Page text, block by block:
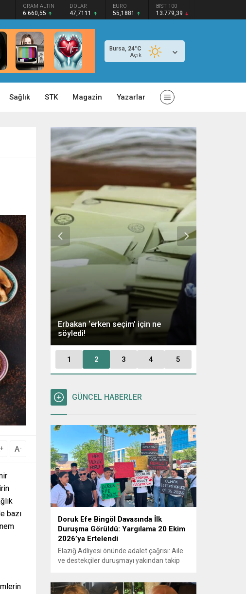
GRAM ALTIN
6.660,55
DOLAR
47,7111
EURO
55,1881
BIST 100
13.779,39
Bursa, 24°C
Açık
Sağlık STK Magazin Yazarlar
+ A-
bazı
Erbakan ‘erken seçim’ için ne
söyledi!
1 2 3 4 5
GÜNCEL HABERLER
Doruk Efe Bingöl Davasında İlk
Duruşma Görüldü: Yargılama 20 Ekim
2026’ya Ertelendi
Elazığ Adliyesi önünde adalet çağrısı: Aile
ve destekçiler duruşmayı yakından takip
soruşturması kapsamında açılan davanın